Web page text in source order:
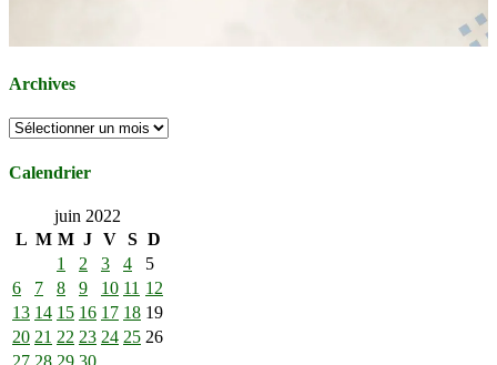
Archives
Archives
Calendrier
juin 2022
L M M J V S D
1
2 3 4
5
6
7 8 9 10 11 12
13 14 15 16 17 18 19
20 21 22 23 24 25 26
27 28 29 30